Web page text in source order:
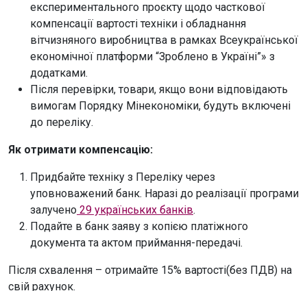
експериментального проєкту щодо часткової
компенсації вартості техніки і обладнання
вітчизняного виробництва в рамках Всеукраїнської
економічної платформи “Зроблено в Україні”» з
додатками.
Після перевірки, товари, якщо вони відповідають
вимогам Порядку Мінекономіки, будуть включені
до переліку.
Як отримати компенсацію:
Придбайте техніку з Переліку через
уповноважений банк. Наразі до реалізації програми
залучено 29 українських банків.
Подайте в банк заяву з копією платіжного
документа та актом приймання-передачі.
Після схвалення – отримайте 15% вартості(без ПДВ) на
свій рахунок.